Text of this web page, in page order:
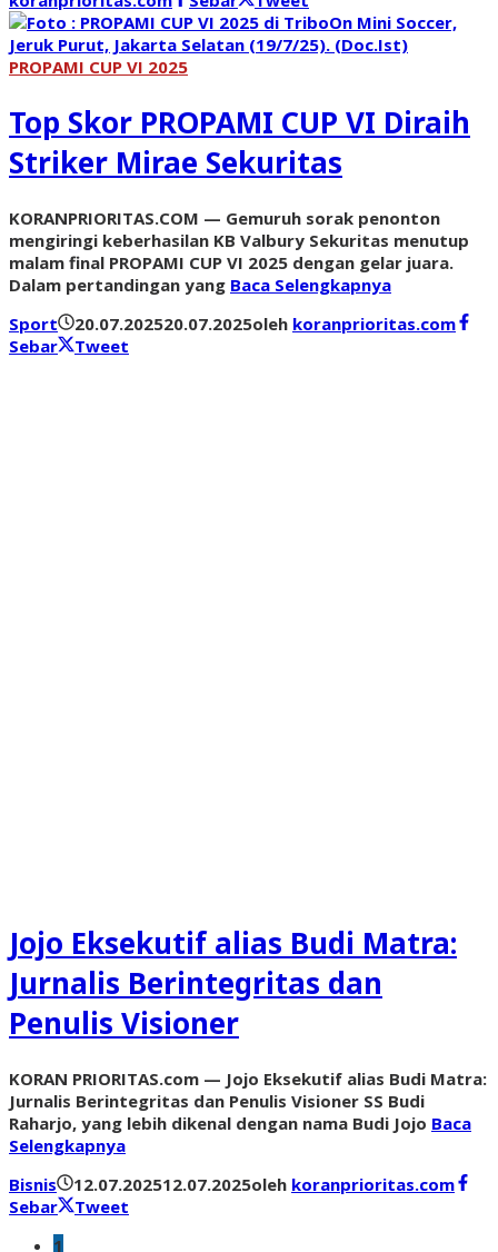
PROPAMI CUP VI 2025
Top Skor PROPAMI CUP VI Diraih
Striker Mirae Sekuritas
KORANPRIORITAS.COM — Gemuruh sorak penonton
mengiringi keberhasilan KB Valbury Sekuritas menutup
malam final PROPAMI CUP VI 2025 dengan gelar juara.
Dalam pertandingan yang Baca Selengkapnya
Sport
20.07.202520.07.2025oleh koranprioritas.com
Sebar
Tweet
Jojo Eksekutif alias Budi Matra:
Jurnalis Berintegritas dan
Penulis Visioner
KORAN PRIORITAS.com — Jojo Eksekutif alias Budi Matra:
Jurnalis Berintegritas dan Penulis Visioner SS Budi
Raharjo, yang lebih dikenal dengan nama Budi Jojo Baca
Selengkapnya
Bisnis
12.07.202512.07.2025oleh koranprioritas.com
Sebar
Tweet
1